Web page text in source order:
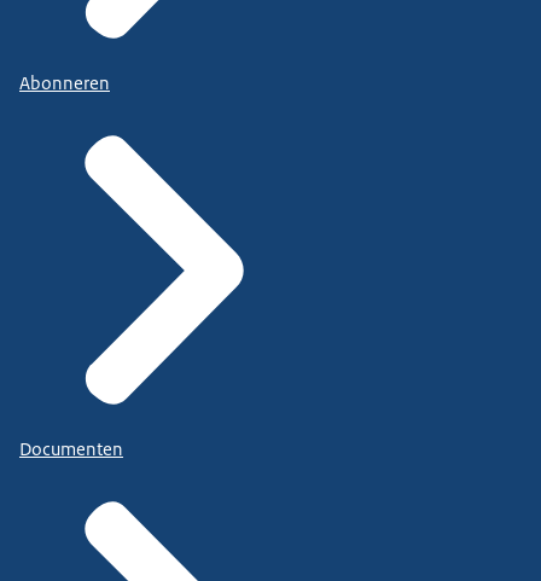
Abonneren
Documenten